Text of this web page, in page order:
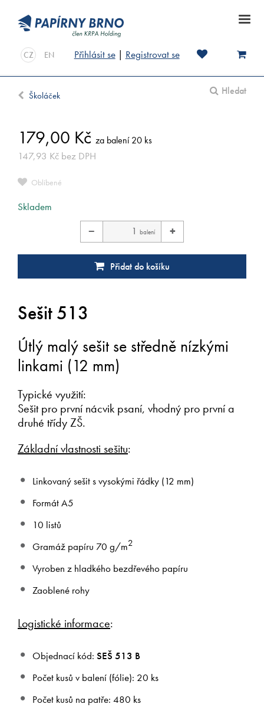
CZ EN Přihlásit se | Registrovat se
Hledat
Školáček
179,00 Kč za balení 20 ks
147,93 Kč bez DPH
Oblíbené
Skladem
− balení +
Přidat do košíku
Sešit 513
Útlý malý sešit se středně nízkými
linkami (12 mm)
Typické využití:
Sešit pro první nácvik psaní, vhodný pro první a
druhé třídy ZŠ.
Základní vlastnosti sešitu:
Linkovaný sešit s vysokými řádky (12 mm)
Formát A5
10 listů
Gramáž papíru 70 g/m2
Vyroben z hladkého bezdřevého papíru
Zaoblené rohy
Logistické informace:
Objednací kód: SEŠ 513 B
Počet kusů v balení (fólie): 20 ks
Počet kusů na patře: 480 ks